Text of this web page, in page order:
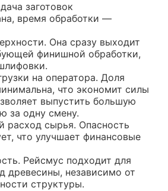
заготовок
время обработки —
Она сразу выходит
финишной обработки,
на оператора. Доля
что экономит силы
выпустить большую
за одну смену.
расход сырья. Опасность
что улучшает финансовые
Рейсмус подходит для
древесины, независимо от
структуры.